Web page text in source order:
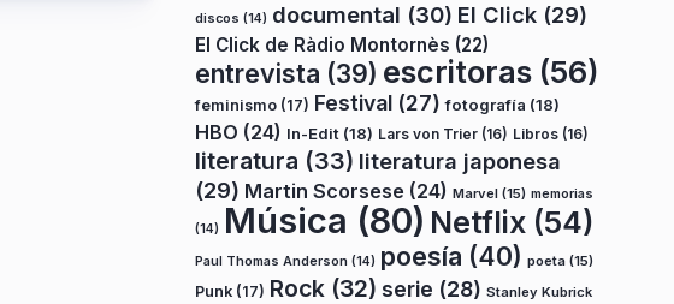
discos (14) documental (30) El Click (29)
El Click de Ràdio Montornès (22)
entrevista (39) escritoras (56)
feminismo (17) Festival (27) fotografía (18)
HBO (24) In-Edit (18) Lars von Trier (16) Libros (16)
literatura (33) literatura japonesa
(29) Martin Scorsese (24) Marvel (15) memorias
(14) Música (80) Netflix (54)
Paul Thomas Anderson (14) poesía (40) poeta (15)
Punk (17) Rock (32) serie (28) Stanley Kubrick